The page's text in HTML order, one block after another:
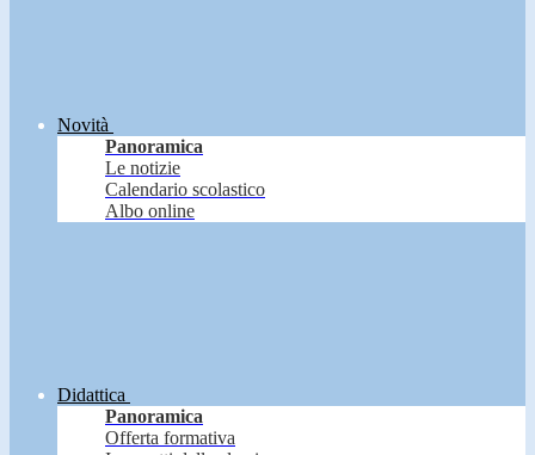
Novità
Panoramica
Le notizie
Calendario scolastico
Albo online
Didattica
Panoramica
Offerta formativa